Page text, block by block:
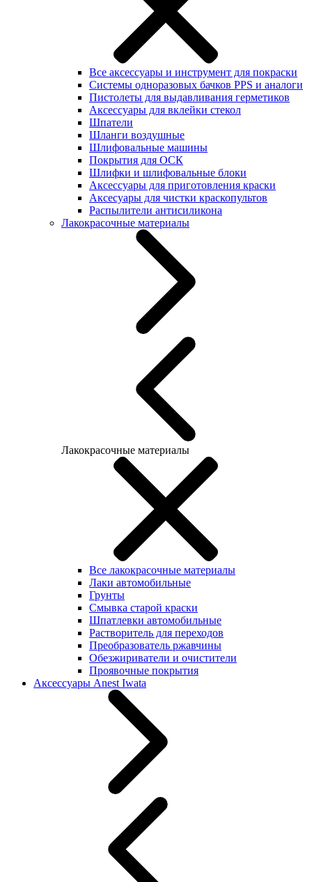
Все аксессуары и инструмент для покраски
Системы одноразовых бачков PPS и аналоги
Пистолеты для выдавливания герметиков
Аксессуары для вклейки стекол
Шпатели
Шланги воздушные
Шлифовальные машины
Покрытия для ОСК
Шлифки и шлифовальные блоки
Аксессуары для приготовления краски
Аксесуары для чистки краскопультов
Распылители антисиликона
Лакокрасочные материалы
Лакокрасочные материалы
Все лакокрасочные материалы
Лаки автомобильные
Грунты
Смывка старой краски
Шпатлевки автомобильные
Растворитель для переходов
Преобразователь ржавчины
Обезжириватели и очистители
Проявочные покрытия
Аксессуары Anest Iwata